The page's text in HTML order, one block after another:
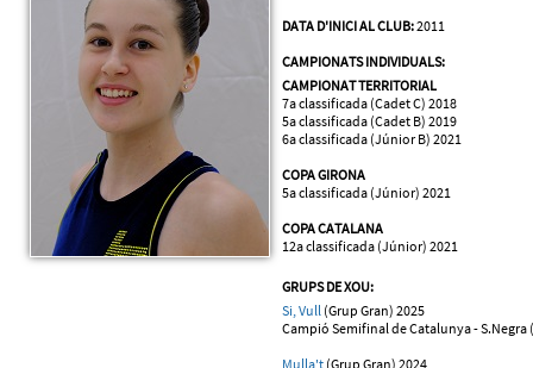
DATA D'INICI AL CLUB:2011
CAMPIONATS INDIVIDUALS:
CAMPIONAT TERRITORIAL
7a classificada (Cadet C) 2018
5a classificada (Cadet B) 2019
6a classificada (Júnior B) 2021
COPA GIRONA
5a classificada (Júnior) 2021
COPA CATALANA
12a classificada (Júnior) 2021
GRUPS DE XOU:
Si, Vull(Grup Gran) 2025
Campió Semifinal de Catalunya - S.Negra
Mulla't (Grup Gran) 2024